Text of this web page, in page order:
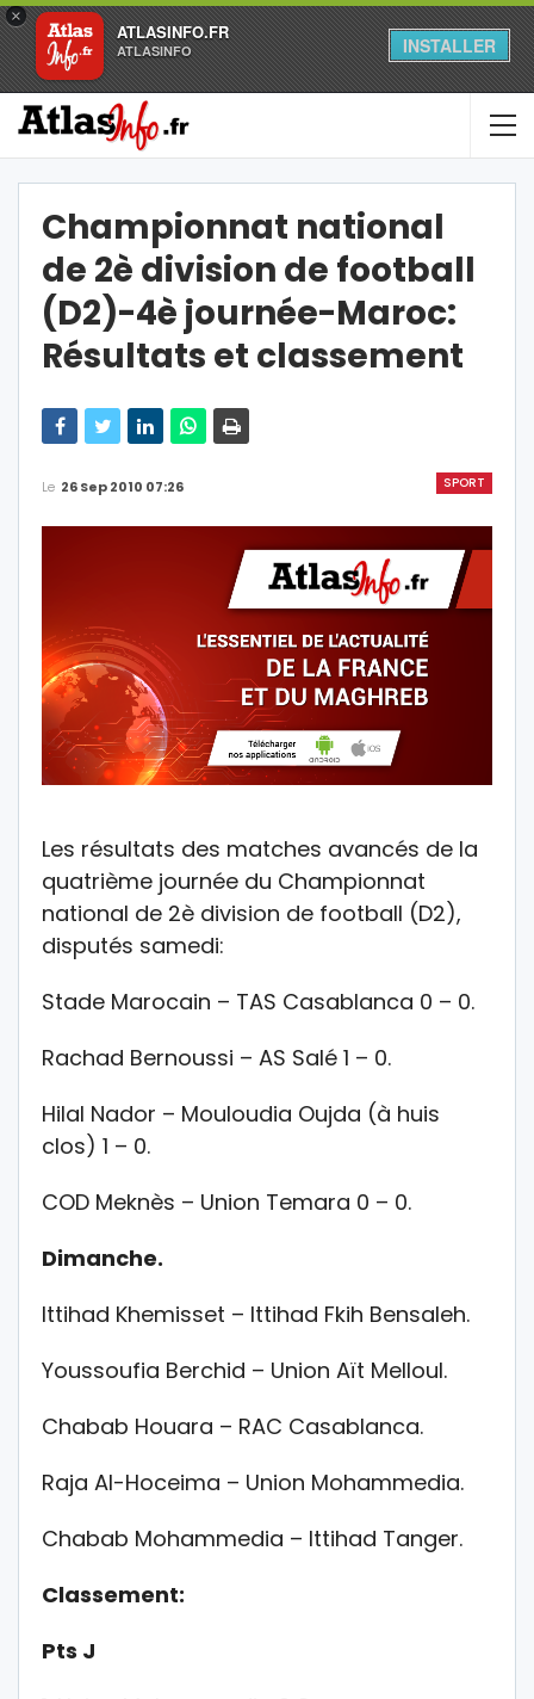
×
ATLASINFO.FR
ATLASINFO INSTALLER
Championnat national
de 2è division de football
(D2)-4è journée-Maroc:
Résultats et classement
SPORT
Le 26 Sep 2010 07:26
Les résultats des matches avancés de la
quatrième journée du Championnat
national de 2è division de football (D2),
disputés samedi:
Stade Marocain – TAS Casablanca 0 – 0.
Rachad Bernoussi – AS Salé 1 – 0.
Hilal Nador – Mouloudia Oujda (à huis
clos) 1 – 0.
COD Meknès – Union Temara 0 – 0.
Dimanche.
Ittihad Khemisset – Ittihad Fkih Bensaleh.
Youssoufia Berchid – Union Aït Melloul.
Chabab Houara – RAC Casablanca.
Raja Al-Hoceima – Union Mohammedia.
Chabab Mohammedia – Ittihad Tanger.
Classement:
Pts J